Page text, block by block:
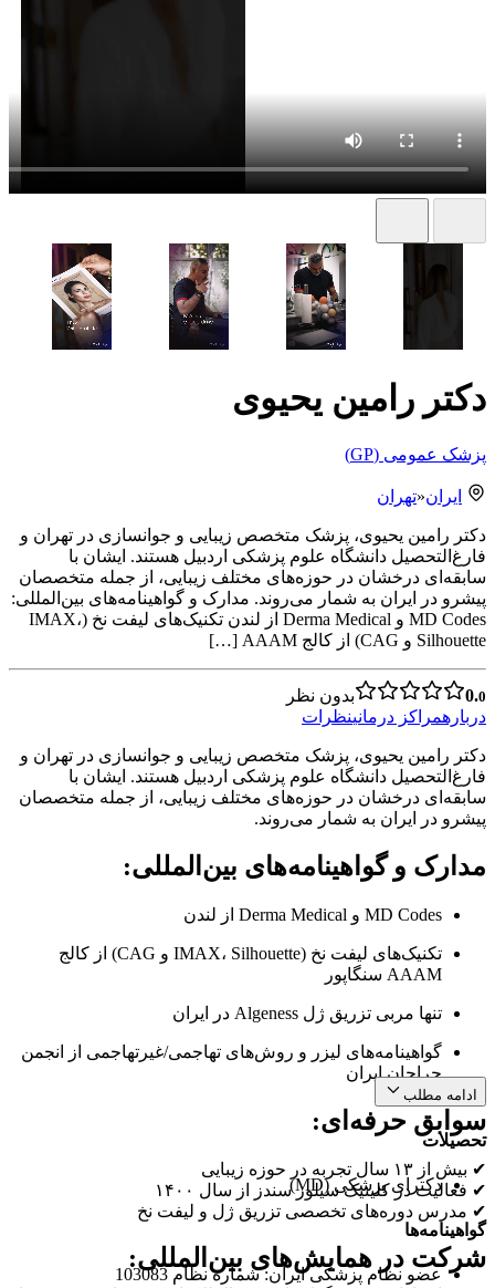
دکتر رامین یحیوی
پزشک عمومی (GP)
ایران«تهران
دکتر رامین یحیوی، پزشک متخصص زیبایی و جوانسازی در تهران و
فارغ‌التحصیل دانشگاه علوم پزشکی اردبیل هستند. ایشان با
سابقه‌ای درخشان در حوزه‌های مختلف زیبایی، از جمله متخصصان
پیشرو در ایران به شمار می‌روند. مدارک و گواهینامه‌های بین‌المللی:
MD Codes و Derma Medical از لندن تکنیک‌های لیفت نخ (IMAX،
Silhouette و CAG) از کالج AAAM […]
0.0
بدون نظر
دربارهمراکز درمانینظرات
دکتر رامین یحیوی، پزشک متخصص زیبایی و جوانسازی در تهران و
فارغ‌التحصیل دانشگاه علوم پزشکی اردبیل هستند. ایشان با
سابقه‌ای درخشان در حوزه‌های مختلف زیبایی، از جمله متخصصان
پیشرو در ایران به شمار می‌روند.
مدارک و گواهینامه‌های بین‌المللی:
MD Codes و Derma Medical از لندن
تکنیک‌های لیفت نخ (IMAX، Silhouette و CAG) از کالج
AAAM سنگاپور
تنها مربی تزریق ژل Algeness در ایران
گواهینامه‌های لیزر و روش‌های تهاجمی/غیرتهاجمی از انجمن
جراحان ایران
سوابق حرفه‌ای:
✔ بیش از ۱۳ سال تجربه در حوزه زیبایی
✔ فعالیت در کلینیک سیلور سندز از سال ۱۴۰۰
✔ مدرس دوره‌های تخصصی تزریق ژل و لیفت نخ
شرکت در همایش‌های بین‌المللی:
ادامه مطلب
تحصیلات
دکترای پزشکی (MD)
گواهینامه‌ها
عضو نظام پزشکی ایران: شماره نظام 103083